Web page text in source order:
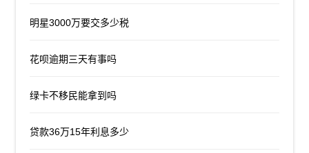
明星3000万要交多少税
花呗逾期三天有事吗
绿卡不移民能拿到吗
贷款36万15年利息多少